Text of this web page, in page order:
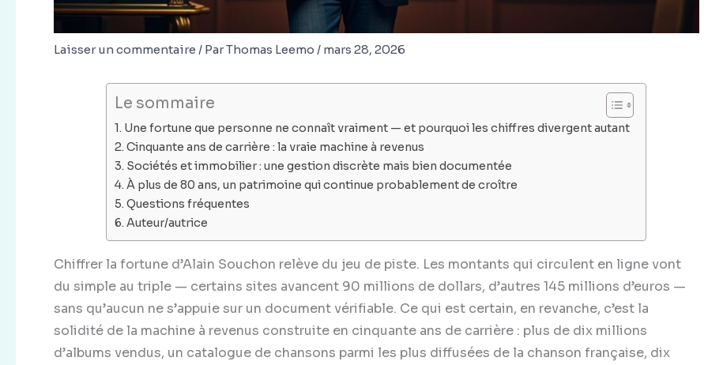
Laisser un commentaire / ParThomas Leemo / mars 28, 2026
Le sommaire
Une fortune que personne ne connaît vraiment — et pourquoi les chiffres divergent autant
Cinquante ans de carrière : la vraie machine à revenus
Sociétés et immobilier : une gestion discrète mais bien documentée
À plus de 80 ans, un patrimoine qui continue probablement de croître
Questions fréquentes
Auteur/autrice
Chiffrer la fortune d’Alain Souchon relève du jeu de piste. Les montants qui circulent en ligne vont
du simple au triple — certains sites avancent 90 millions de dollars, d’autres 145 millions d’euros —
sans qu’aucun ne s’appuie sur un document vérifiable. Ce qui est certain, en revanche, c’est la
solidité de la machine à revenus construite en cinquante ans de carrière : plus de dix millions
d’albums vendus, un catalogue de chansons parmi les plus diffusées de la chanson française, dix